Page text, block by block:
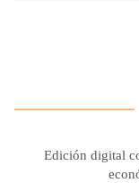
Edición digital